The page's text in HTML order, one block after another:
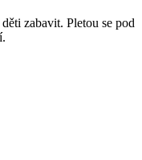
zabavit. Pletou se pod